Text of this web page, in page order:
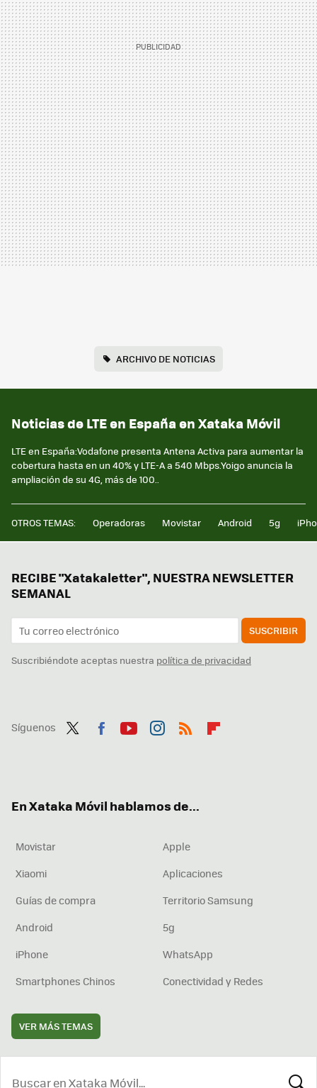
ARCHIVO DE NOTICIAS
Noticias de LTE en España en Xataka Móvil
LTE en España:Vodafone presenta Antena Activa para aumentar la
cobertura hasta en un 40% y LTE-A a 540 Mbps.Yoigo anuncia la
ampliación de su 4G, más de 100..
OTROS TEMAS: Operadoras Movistar Android 5g
RECIBE "Xatakaletter", NUESTRA NEWSLETTER
SEMANAL
SUSCRIBIR
Suscribiéndote aceptas nuestra política de privacidad
Síguenos
En Xataka Móvil hablamos de...
Movistar
Apple
Xiaomi
Aplicaciones
Guías de compra
Territorio Samsung
Android
5g
iPhone
WhatsApp
Smartphones Chinos
Conectividad y Redes
VER MÁS TEMAS